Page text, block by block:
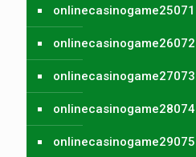
onlinecasinogame25071
onlinecasinogame26072
onlinecasinogame27073
onlinecasinogame28074
onlinecasinogame29075